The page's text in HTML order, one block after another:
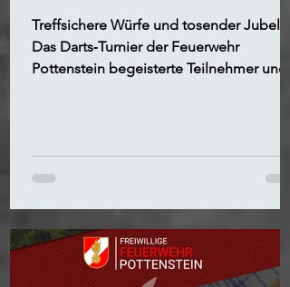
Treffsichere Würfe und tosender Jubel:
Das Darts‑Turnier der Feuerwehr
Pottenstein begeisterte Teilnehmer und